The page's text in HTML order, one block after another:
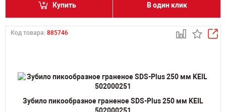
Купить В один клик
Код товара: 885746
Зубило пикообразное граненое SDS-Plus 250 мм KEIL
502000251